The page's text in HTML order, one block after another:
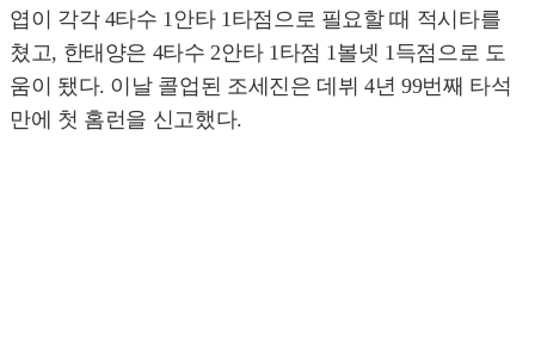
엽이 각각 4타수 1안타 1타점으로 필요할 때 적시타를
쳤고, 한태양은 4타수 2안타 1타점 1볼넷 1득점으로 도
움이 됐다. 이날 콜업된 조세진은 데뷔 4년 99번째 타석
만에 첫 홈런을 신고했다.